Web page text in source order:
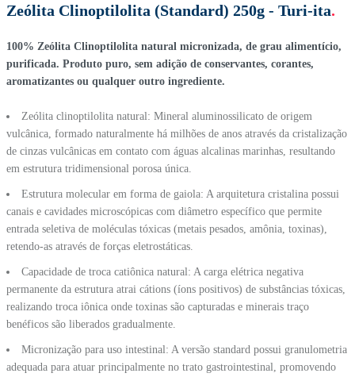
Zeólita Clinoptilolita (Standard) 250g - Turi-ita.
100% Zeólita Clinoptilolita natural micronizada, de grau alimentício,
purificada. Produto puro, sem adição de conservantes, corantes,
aromatizantes ou qualquer outro ingrediente.
Zeólita clinoptilolita natural: Mineral aluminossilicato de origem
vulcânica, formado naturalmente há milhões de anos através da cristalização
de cinzas vulcânicas em contato com águas alcalinas marinhas, resultando
em estrutura tridimensional porosa única.
Estrutura molecular em forma de gaiola: A arquitetura cristalina possui
canais e cavidades microscópicas com diâmetro específico que permite
entrada seletiva de moléculas tóxicas (metais pesados, amônia, toxinas),
retendo-as através de forças eletrostáticas.
Capacidade de troca catiônica natural: A carga elétrica negativa
permanente da estrutura atrai cátions (íons positivos) de substâncias tóxicas,
realizando troca iônica onde toxinas são capturadas e minerais traço
benéficos são liberados gradualmente.
Micronização para uso intestinal: A versão standard possui granulometria
adequada para atuar principalmente no trato gastrointestinal, promovendo